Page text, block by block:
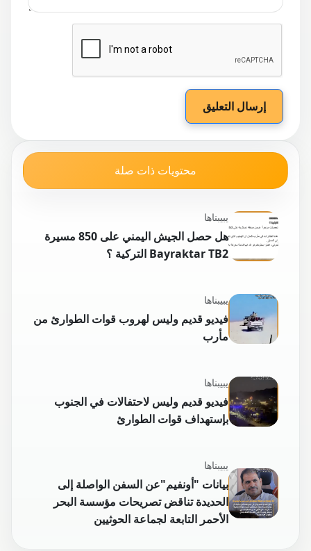
إرسال التعليق
محتويات ذات صلة
يبيبناها
هل حصل الجيش اليمني على 850 مسيرة
Bayraktar TB2 التركية ؟
يبيبناها
فيديو قديم وليس لهروب قوات الطوارئ من
مأرب
يبيبناها
فيديو قديم وليس لاحتفالات في الجنوب
بإستهداف قوات الطوارئ
يبيبناها
بيانات "أونفيم"عن السفن الواصلة إلى
الحديدة تناقض تصريحات مؤسسة البحر
الأحمر التابعة لجماعة الحوثيين